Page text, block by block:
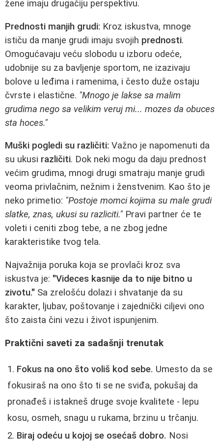
žene imaju drugačiju perspektivu.
Prednosti manjih grudi: Kroz iskustva, mnoge
ističu da manje grudi imaju svojih prednosti.
Omogućavaju veću slobodu u izboru odeće,
udobnije su za bavljenje sportom, ne izazivaju
bolove u leđima i ramenima, i često duže ostaju
čvrste i elastične. "Mnogo je lakse sa malim
grudima nego sa velikim veruj mi... mozes da obuces
sta hoces."
Muški pogledi su različiti: Važno je napomenuti da
su ukusi različiti. Dok neki mogu da daju prednost
većim grudima, mnogi drugi smatraju manje grudi
veoma privlačnim, nežnim i ženstvenim. Kao što je
neko primetio: "Postoje momci kojima su male grudi
slatke, znas, ukusi su razliciti." Pravi partner će te
voleti i ceniti zbog tebe, a ne zbog jedne
karakteristike tvog tela.
Najvažnija poruka koja se provlači kroz sva
iskustva je: "Videces kasnije da to nije bitno u
zivotu." Sa zrelošću dolazi i shvatanje da su
karakter, ljubav, poštovanje i zajednički ciljevi ono
što zaista čini vezu i život ispunjenim.
Praktični saveti za sadašnji trenutak
Fokus na ono što voliš kod sebe. Umesto da se
fokusiraš na ono što ti se ne sviđa, pokušaj da
pronađeš i istakneš druge svoje kvalitete - lepu
kosu, osmeh, snagu u rukama, brzinu u trčanju.
Biraj odeću u kojoj se osećaš dobro. Nosi